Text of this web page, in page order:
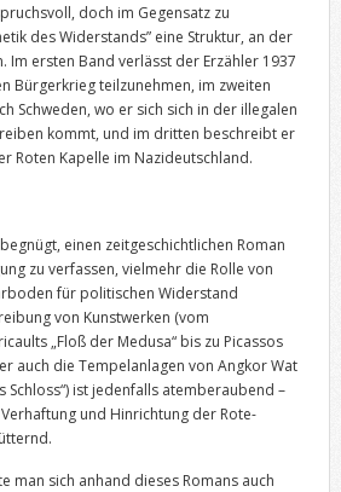
doch im Gegensatz zu
des Widerstands” eine Struktur, an der
Im ersten Band verlässt der Erzähler 1937
Bürgerkrieg teilzunehmen, im zweiten
Schweden, wo er sich sich in der illegalen
kommt, und im dritten beschreibt er
Roten Kapelle im Nazideutschland.
einen zeitgeschichtlichen Roman
zu verfassen, vielmehr die Rolle von
für politischen Widerstand
von Kunstwerken (vom
„Floß der Medusa“ bis zu Picassos
auch die Tempelanlagen von Angkor Wat
Schloss“) ist jedenfalls atemberaubend –
und Hinrichtung der Rote-
man sich anhand dieses Romans auch